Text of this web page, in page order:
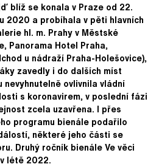
blíž se konala v Praze od 22.
2020 a probíhala v pěti hlavních
hl. m. Prahy v Městské
Panorama Hotel Praha,
u nádraží Praha-Holešovice),
zavedly i do dalších míst
nevyhnutelně ovlivnila vládní
s koronavirem, v poslední fázi
zcela uzavřena. I přes
programu bienále podařilo
některé jeho části se
Druhý ročník bienále Ve věci
létě 2022.